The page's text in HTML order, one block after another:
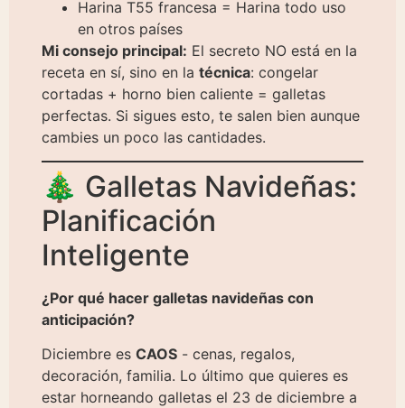
Harina T55 francesa = Harina todo uso
en otros países
Mi consejo principal: El secreto NO está en la
receta en sí, sino en la técnica: congelar
cortadas + horno bien caliente = galletas
perfectas. Si sigues esto, te salen bien aunque
cambies un poco las cantidades.
🎄 Galletas Navideñas:
Planificación
Inteligente
¿Por qué hacer galletas navideñas con
anticipación?
Diciembre es CAOS- cenas, regalos,
decoración, familia. Lo último que quieres es
estar horneando galletas el 23 de diciembre a